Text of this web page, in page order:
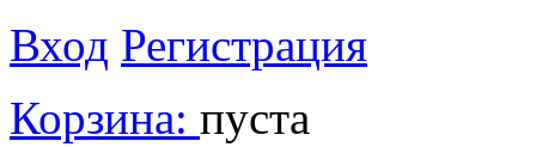
Вход Регистрация
Корзина: пуста